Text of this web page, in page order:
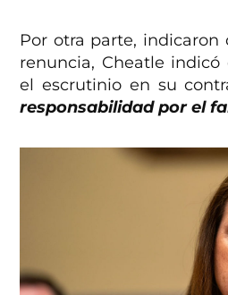
Por otra parte, indicaron
renuncia, Cheatle
el escrutinio en su
responsabilidad por el